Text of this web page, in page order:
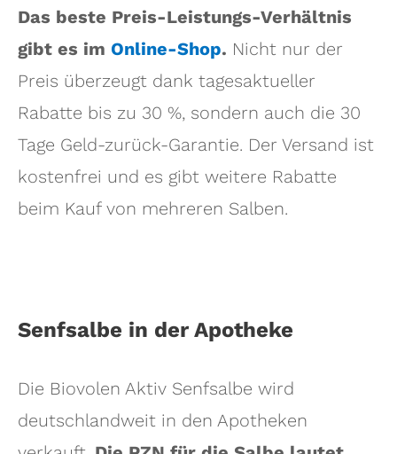
Das beste Preis-Leistungs-Verhältnis
gibt es im Online-Shop. Nicht nur der
Preis überzeugt dank tagesaktueller
Rabatte bis zu 30 %, sondern auch die 30
Tage Geld-zurück-Garantie. Der Versand ist
kostenfrei und es gibt weitere Rabatte
beim Kauf von mehreren Salben.
Senfsalbe in der Apotheke
Die Biovolen Aktiv Senfsalbe wird
deutschlandweit in den Apotheken